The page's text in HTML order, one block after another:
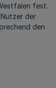
fest.
der
den